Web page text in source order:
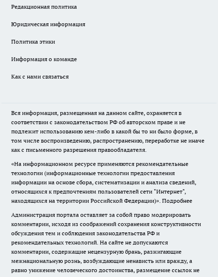
Редакционная политика
Юридическая информация
Политика этики
Информация о команде
Как с нами связаться
Вся информация, размещенная на данном сайте, охраняется в
соответствии с законодательством РФ об авторском праве и не
подлежит использованию кем-либо в какой бы то ни было форме, в
том числе воспроизведению, распространению, переработке не иначе
как с письменного разрешения правообладателя.
«На информационном ресурсе применяются рекомендательные
технологии (информационные технологии предоставления
информации на основе сбора, систематизации и анализа сведений,
относящихся к предпочтениям пользователей сети "Интернет",
находящихся на территории Российской Федерации)». Подробнее
Администрация портала оставляет за собой право модерировать
комментарии, исходя из соображений сохранения конструктивности
обсуждения тем и соблюдения законодательства РФ и
рекомендательных технологий. На сайте не допускаются
комментарии, содержащие нецензурную брань, разжигающие
межнациональную рознь, возбуждающие ненависть или вражду, а
равно унижение человеческого достоинства, размещение ссылок не